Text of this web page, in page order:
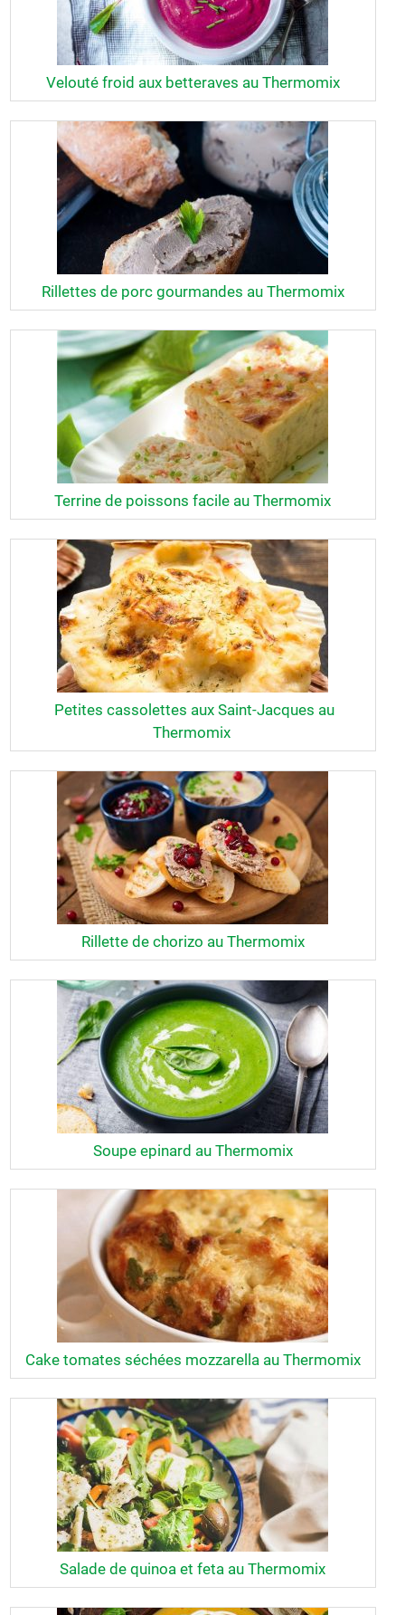
Velouté froid aux betteraves au Thermomix
Rillettes de porc gourmandes au Thermomix
Terrine de poissons facile au Thermomix
Petites cassolettes aux Saint-Jacques au
Thermomix
Rillette de chorizo au Thermomix
Soupe epinard au Thermomix
Cake tomates séchées mozzarella au Thermomix
Salade de quinoa et feta au Thermomix